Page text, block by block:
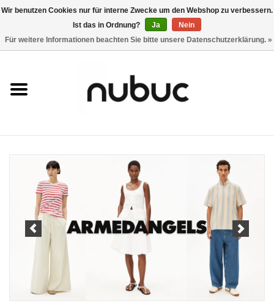
0 Artikel - CHF 0,00
Damen
Accessoires
Stores
Marken
Wir benutzen Cookies nur für interne Zwecke um den Webshop zu verbessern.
Ist das in Ordnung?
Ja
Nein
Für weitere Informationen beachten Sie bitte unsere Datenschutzerklärung. »